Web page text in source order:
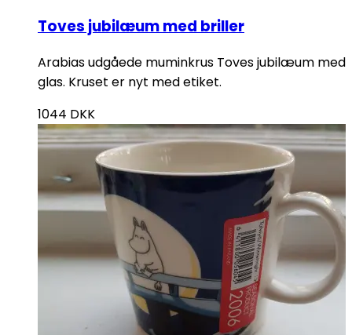
Toves jubilæum med briller
Arabias udgåede muminkrus Toves jubilæum med
glas. Kruset er nyt med etiket.
1044 DKK